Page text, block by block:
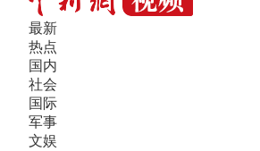
最新
热点
国内
社会
国际
军事
文娱